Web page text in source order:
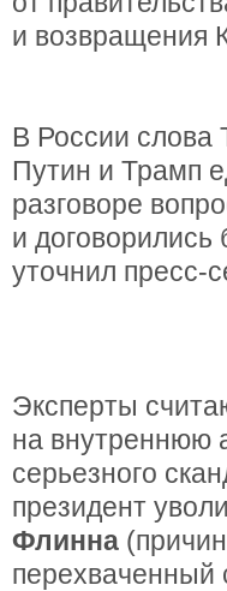
и возвращения
В России слова
Путин и Трамп
разговоре
и
уточнил пресс-
Эксперты
на внутреннюю
серьезного
президент
Флинна
перехваченный